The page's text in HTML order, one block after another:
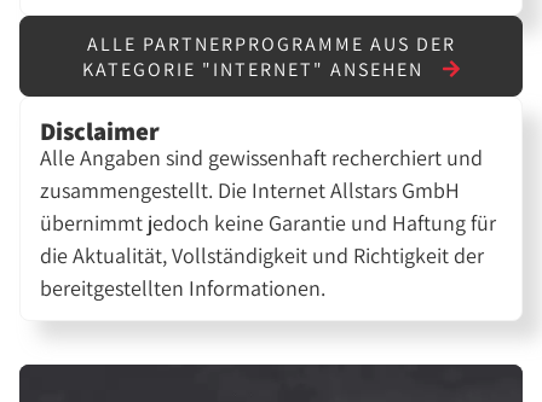
ALLE PARTNERPROGRAMME AUS DER
KATEGORIE "INTERNET" ANSEHEN
Disclaimer
Alle Angaben sind gewissenhaft recherchiert und
zusammengestellt. Die Internet Allstars GmbH
übernimmt jedoch keine Garantie und Haftung für
die Aktualität, Vollständigkeit und Richtigkeit der
bereitgestellten Informationen.